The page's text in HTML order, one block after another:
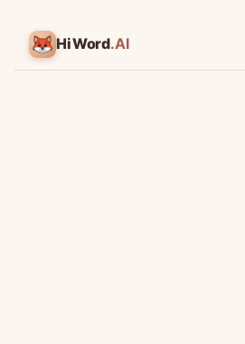
HiWord.AI